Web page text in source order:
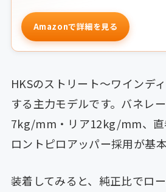
Amazonで詳細を見る
HKSのストリート〜ワインデ
する主力モデルです。バネレ
7kg/mm・リア12kg/mm、直
ロントピロアッパー採用が基本
装着してみると、純正比でロ